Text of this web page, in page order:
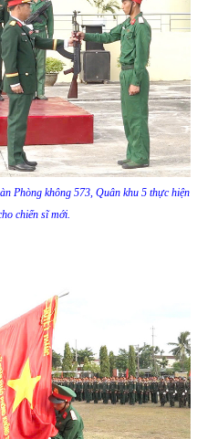
Phòng không 573, Quân khu 5 thực hiện
chiến sĩ mới.